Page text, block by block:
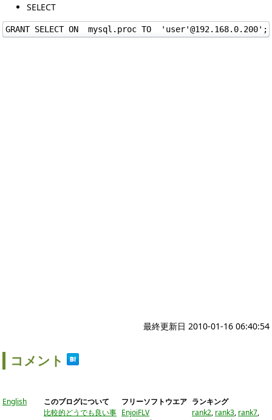
SELECT
GRANT SELECT ON  mysql.proc TO  'user'@192.168.0.200';
最終更新日 2010-01-16 06:40:54
コメント
English
このブログについて
比較的どうでも良い事
フリーソフトウエア
EnjoiFLV
ランキング
rank2, rank3, rank7,